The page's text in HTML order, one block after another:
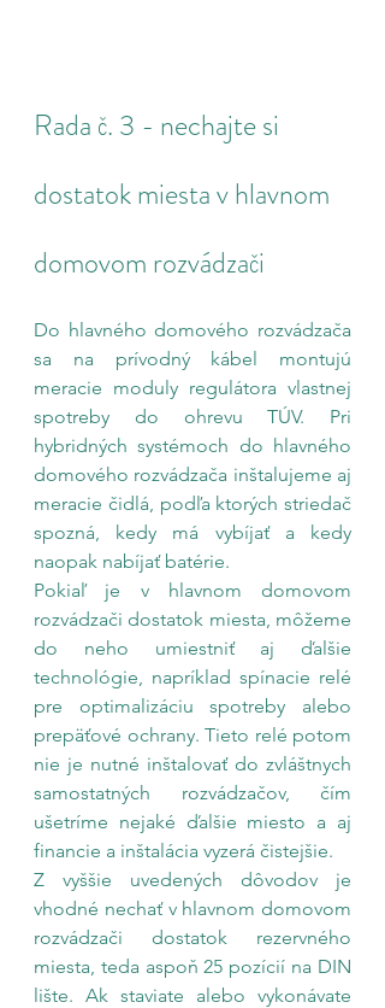
Rada č. 3 - nechajte si
dostatok miesta v hlavnom
domovom rozvádzači
Do hlavného domového rozvádzača
sa na prívodný kábel montujú
meracie moduly regulátora vlastnej
spotreby do ohrevu TÚV. Pri
hybridných systémoch do hlavného
domového rozvádzača inštalujeme aj
meracie čidlá, podľa ktorých striedač
spozná, kedy má vybíjať a kedy
naopak nabíjať batérie.
Pokiaľ je v hlavnom domovom
rozvádzači dostatok miesta, môžeme
do neho umiestniť aj ďalšie
technológie, napríklad spínacie relé
pre optimalizáciu spotreby alebo
prepäťové ochrany. Tieto relé potom
nie je nutné inštalovať do zvláštnych
samostatných rozvádzačov, čím
ušetríme nejaké ďalšie miesto a aj
financie a inštalácia vyzerá čistejšie.
Z vyššie uvedených dôvodov je
vhodné nechať v hlavnom domovom
rozvádzači dostatok rezervného
miesta, teda aspoň 25 pozícií na DIN
lište. Ak staviate alebo vykonávate